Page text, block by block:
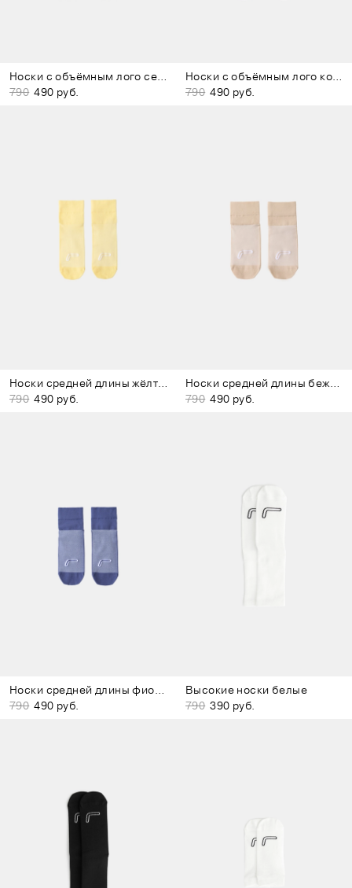
Носки с объёмным лого серые
790 490 руб.
Носки с объёмным лого коричневые
790 490 руб.
Носки средней длины жёлтые
790 490 руб.
Носки средней длины бежевые
790 490 руб.
Носки средней длины фиолетовые
790 490 руб.
Высокие носки белые
790 390 руб.